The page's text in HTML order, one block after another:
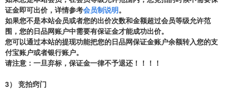
证金即可出价，详情参考会员制说明。
如果您不是本站会员或者您的出价次数和金额超过会员等级允许范
围，您的日品网账户中需要有保证金才能成功出价。
您可以通过本站的提现功能把您的日品网保证金账户余额转入您的支
付宝账户或者银行账户。
请注意：一旦弃标，保证金一律不予退还！！！！
3） 竞拍窍门